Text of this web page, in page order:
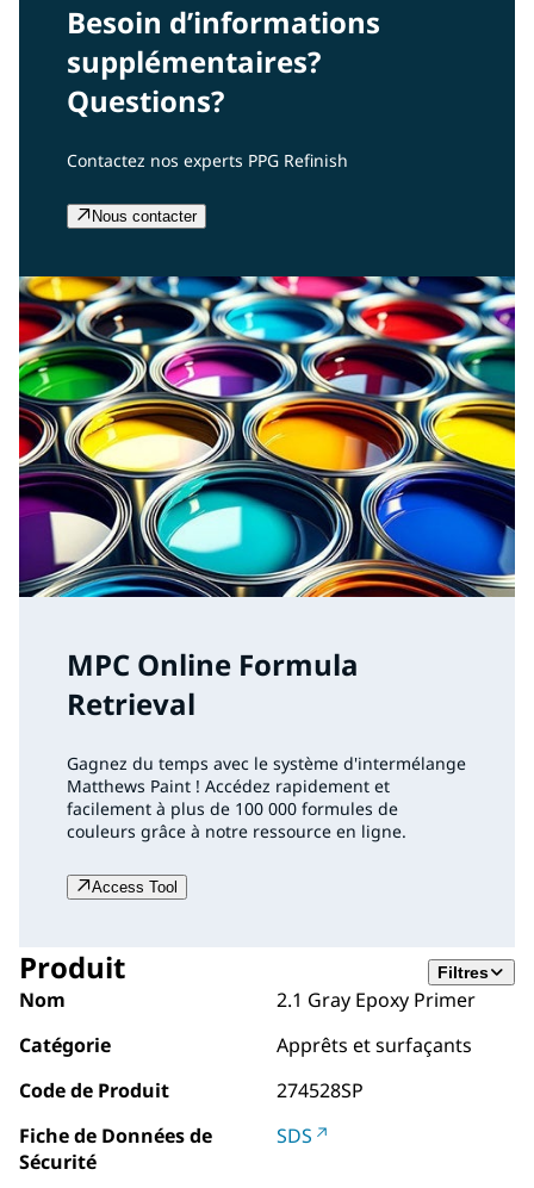
Besoin d’informations
supplémentaires?
Questions?
Contactez nos experts PPG Refinish
Nous contacter
MPC Online Formula
Retrieval
Gagnez du temps avec le système d'intermélange
Matthews Paint ! Accédez rapidement et
facilement à plus de 100 000 formules de
couleurs grâce à notre ressource en ligne.
Access Tool
Produit Filtres
Nom
2.1 Gray Epoxy Primer
Catégorie
Apprêts et surfaçants
Code de Produit
274528SP
Fiche de Données de
Sécurité
SDS